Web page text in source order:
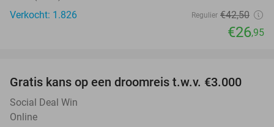
Verkocht: 1.826
Regulier €42,50
€26,95
Gratis kans op een droomreis t.w.v. €3.000
Social Deal Win
Online